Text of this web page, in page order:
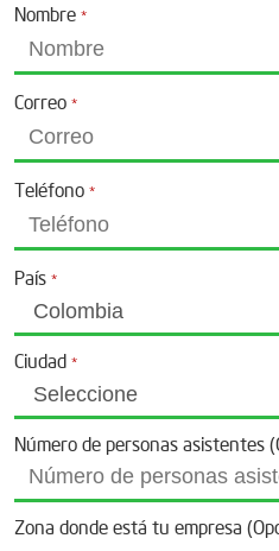
Nombre *
Correo *
Teléfono *
País *
Ciudad *
Número de personas asistentes
Zona donde está tu empresa